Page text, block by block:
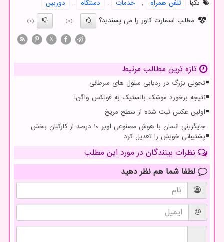
تگها:
تلفن همراه , خدمات , دستگاه ,
دوربین
مطلب اسمارت کاور را می پسندید؟
(0)
(0)
X
تازه ترین مطالب مرتبط
تحولی بزرگ در ردیابی سلول های سرطانی
نتیجه برخورد موشک بالستیک به فولکس واگن!
اولین عکس ثبت شده از سطح مریخ
جایگزینی انسان با هوش مصنوعی اوبر 10 درصد از کارکنان بخش
پشتیبانی خویش را تعدیل کرد
نظرات بینندگان در مورد این مطلب
لطفا شما هم نظر دهید